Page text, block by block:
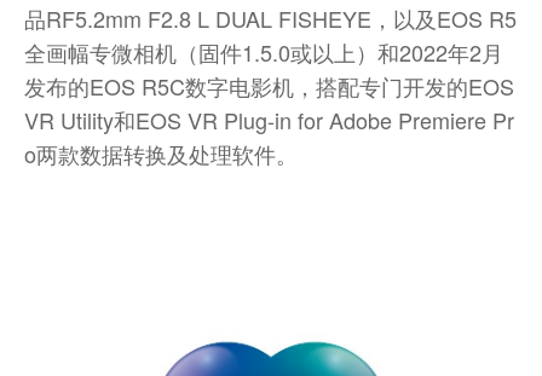
品RF5.2mm F2.8 L DUAL FISHEYE，以及EOS R5
全画幅专微相机（固件1.5.0或以上）和2022年2月
发布的EOS R5C数字电影机，搭配专门开发的EOS
VR Utility和EOS VR Plug-in for Adobe Premiere Pr
o两款数据转换及处理软件。